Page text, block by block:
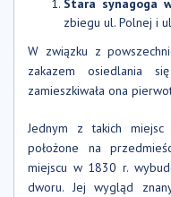
Stara synagoga
zbiegu ul. Polnej i
W związku z
zakazem osiedlania
zamieszkiwała ona
Jednym z takich miejsc
położone na
miejscu w 1830 r.
dworu. Jej wygląd